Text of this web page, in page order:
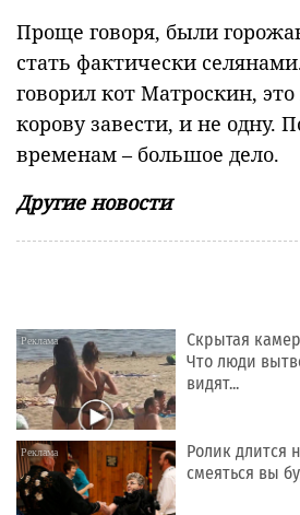
Проще говоря, были
стать фактически
говорил кот Матроскин,
корову завести, и не одну.
временам – большое дело.
Другие новости
Скрытая
Что люди
видят...
Ролик длится
смеяться вы